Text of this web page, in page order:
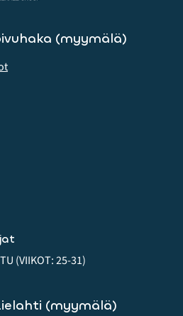
(myymälä)
(VIIKOT: 25-31)
(myymälä)